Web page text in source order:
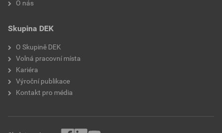
O nás
Skupina DEK
O Skupině DEK
Volná pracovní místa
Kariéra
Výroční publikace
Kontakt pro média